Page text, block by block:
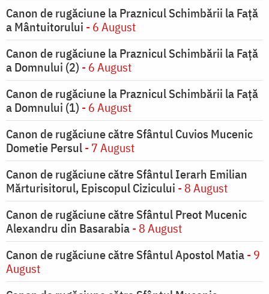
Canon de rugăciune la Praznicul Schimbării la Față
a Mântuitorului - 6 August
Canon de rugăciune la Praznicul Schimbării la Faţă
a Domnului (2) - 6 August
Canon de rugăciune la Praznicul Schimbării la Faţă
a Domnului (1) - 6 August
Canon de rugăciune către Sfântul Cuvios Mucenic
Dometie Persul- 7 August
Canon de rugăciune către Sfântul Ierarh Emilian
Mărturisitorul, Episcopul Cizicului - 8 August
Canon de rugăciune către Sfântul Preot Mucenic
Alexandru din Basarabia- 8 August
Canon de rugăciune către Sfântul Apostol Matia- 9
August